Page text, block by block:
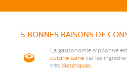
5 BONNES RAISONS DE
La gastronomie nipponne
cuisine saine car les
trèsdiététiques